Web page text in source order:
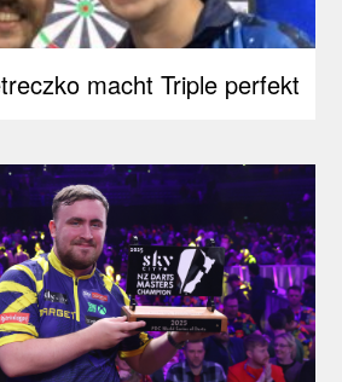
macht Triple perfekt